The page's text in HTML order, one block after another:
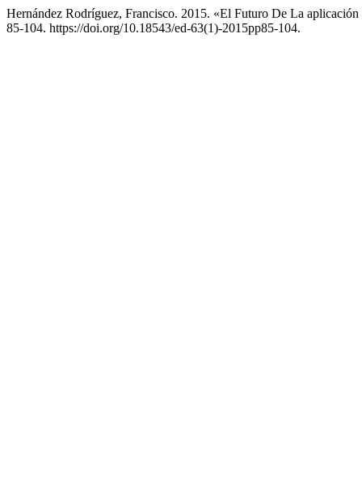
Hernández Rodríguez, Francisco. 2015. «El Futuro De La
85-104. https://doi.org/10.18543/ed-63(1)-2015pp85-104.